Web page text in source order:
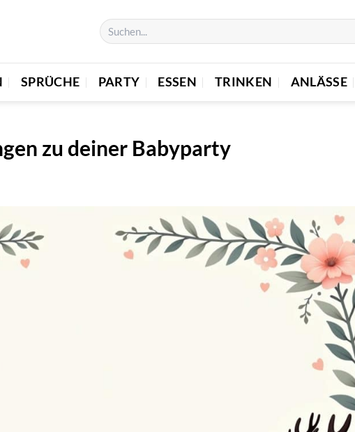
SPRÜCHE PARTY ESSEN TRINKEN ANLÄSSE
zu deiner Babyparty